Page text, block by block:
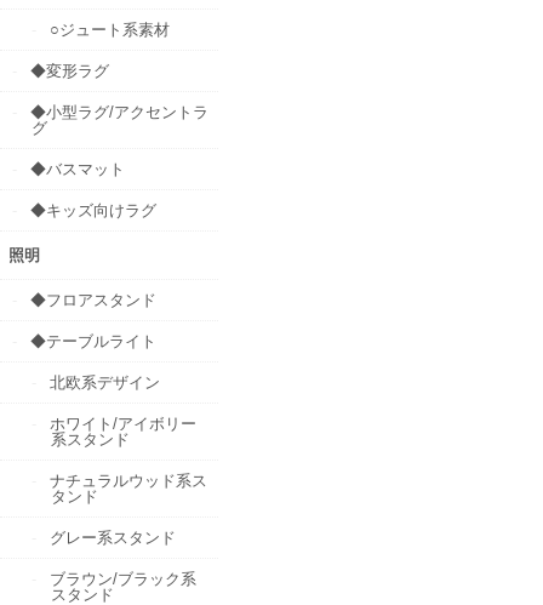
○ジュート系素材
◆変形ラグ
◆小型ラグ/アクセントラ
グ
◆バスマット
◆キッズ向けラグ
照明
◆フロアスタンド
◆テーブルライト
北欧系デザイン
ホワイト/アイボリー
系スタンド
ナチュラルウッド系ス
タンド
グレー系スタンド
ブラウン/ブラック系
スタンド